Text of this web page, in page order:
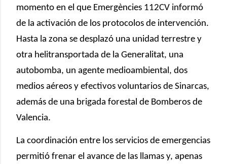
momento en el que Emergències 112CV informó
de la activación de los protocolos de intervención.
Hasta la zona se desplazó una unidad terrestre y
otra helitransportada de la Generalitat, una
autobomba, un agente medioambiental, dos
medios aéreos y efectivos voluntarios de Sinarcas,
además de una brigada forestal de Bomberos de
Valencia.
La coordinación entre los servicios de emergencias
permitió frenar el avance de las llamas y, apenas